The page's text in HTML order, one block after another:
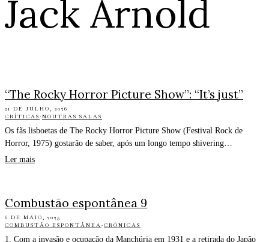
Jack Arnold
“The Rocky Horror Picture Show”: “It’s just”
21 DE JULHO, 2026
CRÍTICAS·NOUTRAS SALAS
Os fãs lisboetas de The Rocky Horror Picture Show (Festival Rock de
Horror, 1975) gostarão de saber, após um longo tempo shivering…
Ler mais
Combustão espontânea 9
6 DE MAIO, 2025
COMBUSTÃO ESPONTÂNEA·CRÓNICAS
1. Com a invasão e ocupação da Manchúria em 1931 e a retirada do Japão